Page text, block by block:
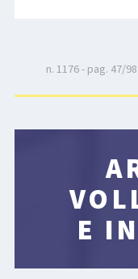
n. 1176 - pag. 47/98
E